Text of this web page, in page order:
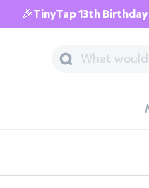
🎉TinyTap 13th